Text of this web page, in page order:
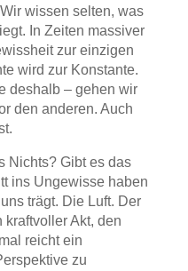
wissen selten, was
In Zeiten massiver
zur einzigen
wird zur Konstante.
deshalb – gehen wir
den anderen. Auch
Nichts? Gibt es das
ins Ungewisse haben
trägt. Die Luft. Der
kraftvoller Akt, den
reicht ein
zu